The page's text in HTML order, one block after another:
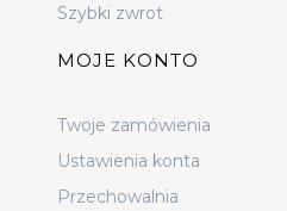
Szybki zwrot
MOJE KONTO
Twoje zamówienia
Ustawienia konta
Przechowalnia